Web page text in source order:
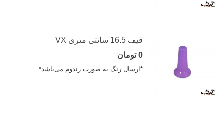
قیف 16.5 سانتی متری VX
0 تومان
*ارسال رنگ به صورت رندوم می‌باشد*